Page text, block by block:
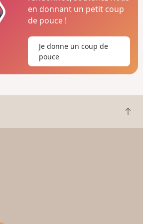
en donnant un petit coup
de pouce !
Je donne un coup de
pouce
R
e